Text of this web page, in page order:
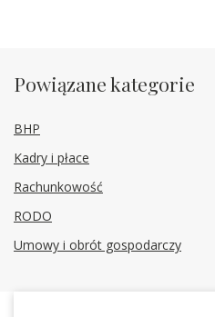
Powiązane kategorie
BHP
Kadry i płace
Rachunkowość
RODO
Umowy i obrót gospodarczy